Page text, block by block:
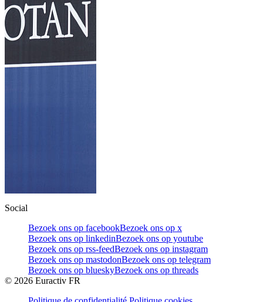
Social
Bezoek ons op facebookBezoek ons op x
Bezoek ons op linkedinBezoek ons op youtube
Bezoek ons op rss-feedBezoek ons op instagram
Bezoek ons op mastodonBezoek ons op telegram
Bezoek ons op blueskyBezoek ons op threads
© 2026 Euractiv FR